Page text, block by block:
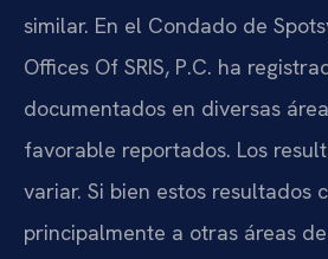
similar. En el Condado de
Offices Of SRIS, P.C. ha
documentados en diversas
favorable reportados. Los
variar. Si bien estos resultados
principalmente a otras áreas